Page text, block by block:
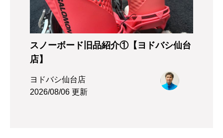
スノーボード旧品紹介①【ヨドバシ仙台
店】
ヨドバシ仙台店
2026/08/06 更新